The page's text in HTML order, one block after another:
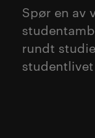
Spør en av
rundt